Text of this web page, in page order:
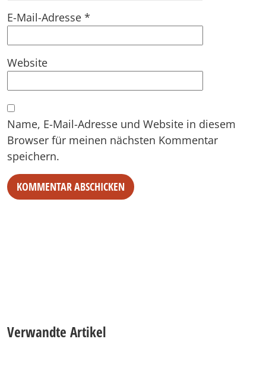
E-Mail-Adresse *
Website
Name, E-Mail-Adresse und Website in diesem
Browser für meinen nächsten Kommentar
speichern.
Verwandte Artikel